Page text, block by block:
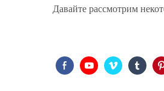
Давайте рассмотрим